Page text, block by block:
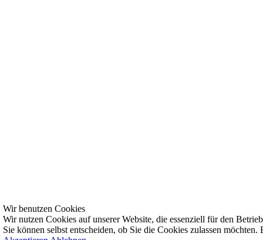
Wir benutzen Cookies
Wir nutzen Cookies auf unserer Website, die essenziell für den
Sie können selbst entscheiden, ob Sie die Cookies zulassen